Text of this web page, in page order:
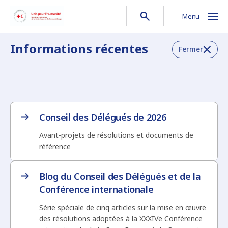
Menu
Informations récentes Fermer
Conseil des Délégués de 2026
Avant-projets de résolutions et documents de
référence
Blog du Conseil des Délégués et de la
Conférence internationale
Série spéciale de cinq articles sur la mise en œuvre
des résolutions adoptées à la XXXIVe Conférence